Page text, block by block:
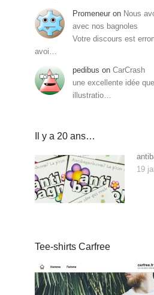
Promeneur on Nous
avec nos bagnoles
Votre discours est
avoi…
pedibus on CarCrash
une excellente idée
illustratio…
Il y a 20 ans…
19
Tee-shirts Carfree